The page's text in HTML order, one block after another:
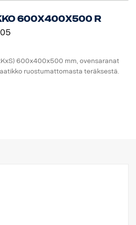
600x400x500 R
600x400x500 mm, ovensaranat
ruostumattomasta teräksestä.